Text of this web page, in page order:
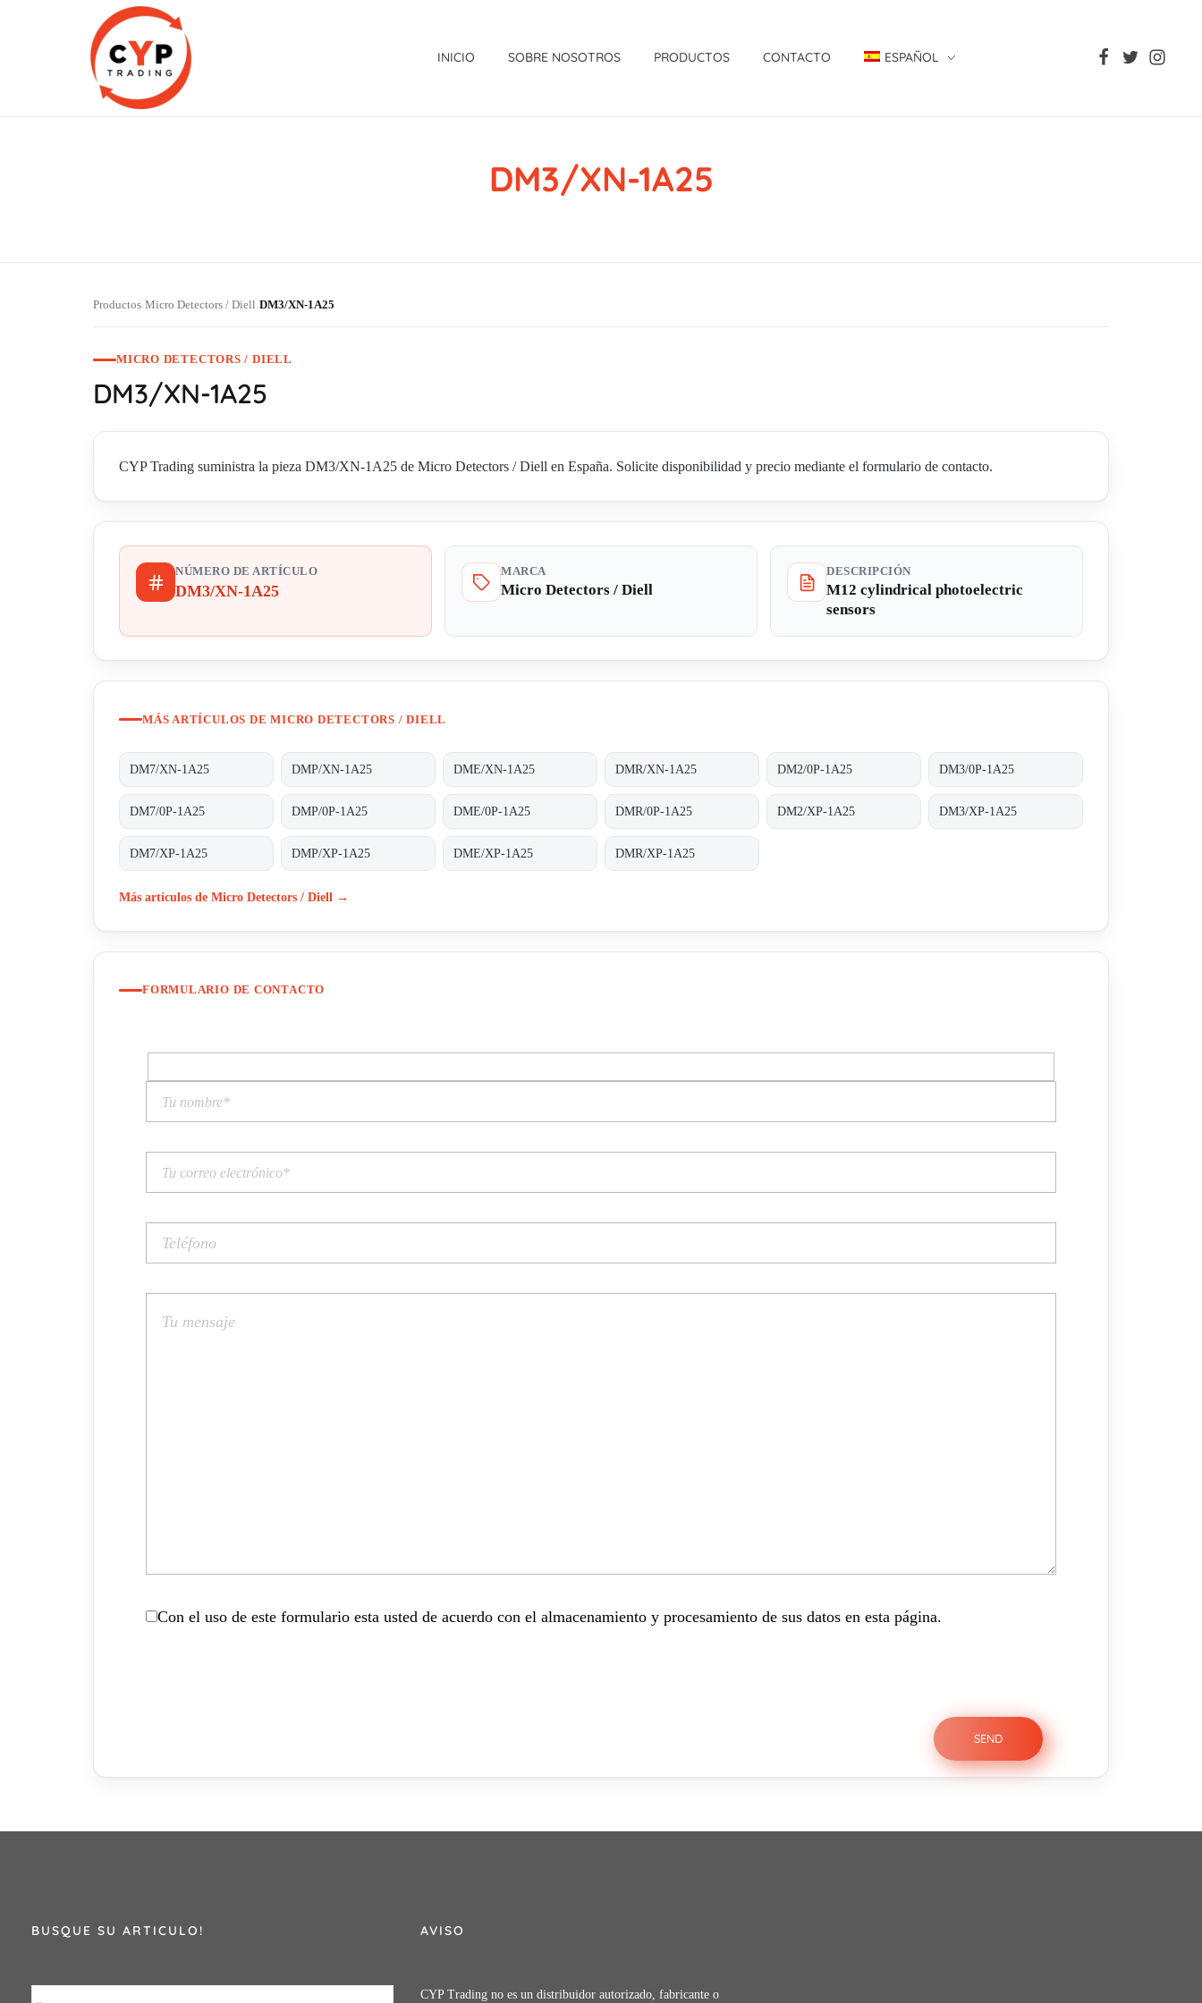
INICIO SOBRE NOSOTROS PRODUCTOS CONTACTO ESPAÑOL
DM3/XN-1A25
Productos›Micro Detectors / Diell›DM3/XN-1A25
MICRO DETECTORS / DIELL
DM3/XN-1A25
CYP Trading suministra la pieza DM3/XN-1A25 de Micro Detectors / Diell en España. Solicite disponibilidad y precio mediante el formulario de contacto.
NÚMERO DE ARTÍCULO
DM3/XN-1A25
MARCA
Micro Detectors / Diell
DESCRIPCIÓN
M12 cylindrical photoelectric
sensors
MÁS ARTÍCULOS DE MICRO DETECTORS / DIELL
DM7/XN-1A25 DMP/XN-1A25 DME/XN-1A25 DMR/XN-1A25 DM2/0P-1A25 DM3/0P-1A25
DM7/0P-1A25 DMP/0P-1A25 DME/0P-1A25 DMR/0P-1A25 DM2/XP-1A25 DM3/XP-1A25
DM7/XP-1A25 DMP/XP-1A25 DME/XP-1A25 DMR/XP-1A25
Más artículos de Micro Detectors / Diell →
FORMULARIO DE CONTACTO
Con el uso de este formulario esta usted de acuerdo con el almacenamiento y procesamiento de sus datos en esta página.
BUSQUE SU ARTICULO! AVISO
CYP Trading no es un distribuidor autorizado, fabricante o